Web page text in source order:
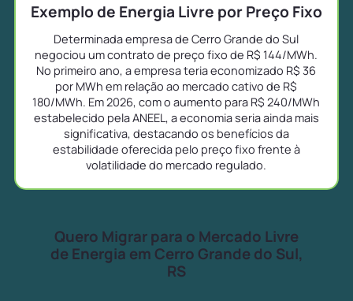
Exemplo de Energia Livre por Preço Fixo
Determinada empresa de Cerro Grande do Sul
negociou um contrato de preço fixo de R$ 144/MWh.
No primeiro ano, a empresa teria economizado R$ 36
por MWh em relação ao mercado cativo de R$
180/MWh. Em 2026, com o aumento para R$ 240/MWh
estabelecido pela ANEEL, a economia seria ainda mais
significativa, destacando os benefícios da
estabilidade oferecida pelo preço fixo frente à
volatilidade do mercado regulado.
Quero Migrar para o Mercado Livre
de Energia em Cerro Grande do Sul,
RS